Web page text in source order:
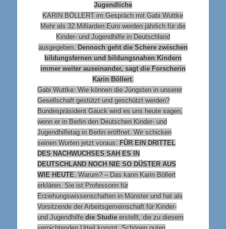
Jugendliche
KARIN BÖLLERT im Gespräch mit Gabi Wuttke
Mehr als 32 Milliarden Euro werden jährlich für die
Kinder- und Jugendhilfe in Deutschland
ausgegeben. Dennoch geht die Schere zwischen
bildungsfernen und bildungsnahen Kindern
immer weiter auseinander, sagt die Forscherin
Karin Böllert.
Gabi Wuttke: Wie können die Jüngsten in unserer
Gesellschaft gestützt und geschützt werden?
Bundespräsident Gauck wird es uns heute sagen,
wenn er in Berlin den Deutschen Kinder- und
Jugendhilfetag in Berlin eröffnet. Wir schicken
seinen Worten jetzt voraus: FÜR EIN DRITTEL
DES NACHWUCHSES SAH ES IN
DEUTSCHLAND NOCH NIE SO DÜSTER AUS
WIE HEUTE . Warum? – Das kann Karin Böllert
erklären. Sie ist Professorin für
Erziehungswissenschaften in Münster und hat als
Vorsitzende der Arbeitsgemeinschaft für Kinder-
und Jugendhilfe die Studie erstellt, die zu diesem
vernichtenden Urteil kommt. Schönen guten